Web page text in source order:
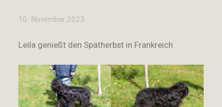
10. November 2023
Leila genießt den Spätherbst in Frankreich